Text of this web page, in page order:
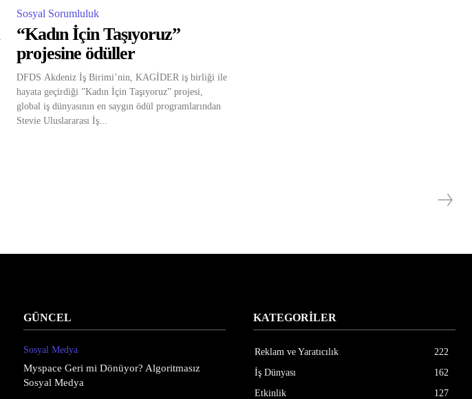
Sosyal Sorumluluk
“Kadın İçin Taşıyoruz”
projesine ödüller
DFDS Akdeniz İş Birimi’nin, KAGİDER iş birliği ile
hayata geçirdiği ”Kadın İçin Taşıyoruz” projesi,
global iş dünyasının en saygın ödül programlarından
Stevie Uluslararası İş...
GÜNCEL
Sosyal Medya
Myspace Geri mi Dönüyor? Algoritmasız
Sosyal Medya
KATEGORİLER
Reklam ve Yaratıcılık
222
İş Dünyası
162
Etkinlik
127